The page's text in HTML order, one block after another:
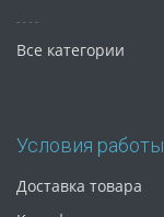
Все категории
Условия работы
Доставка товара